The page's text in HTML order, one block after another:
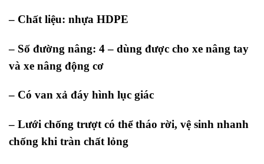
– Chất liệu: nhựa HDPE
– Số đường nâng: 4 – dùng được cho xe nâng tay
và xe nâng động cơ
– Có van xả đáy hình lục giác
– Lưới chống trượt có thể tháo rời, vệ sinh nhanh
chống khi tràn chất lỏng